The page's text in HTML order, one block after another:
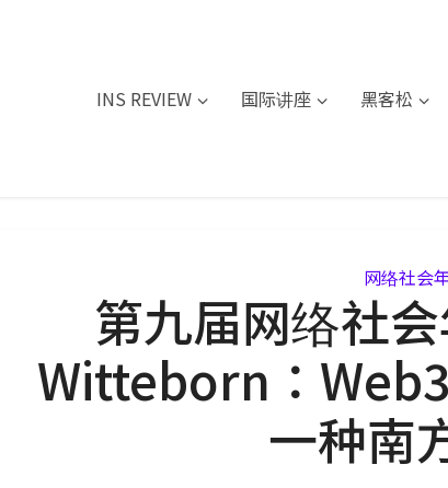
INS REVIEW 国际讲座 黑客松
网络社会
第九届网络社
Witteborn：
一种南